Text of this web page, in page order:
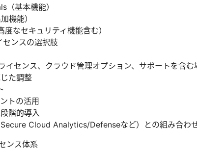
基本機能）
機能）
なセキュリティ機能含む）
センスの選択肢
イセンス、クラウド管理オプション、サポートを含む
た調整
トの活用
階的導入
Cloud Analytics/Defenseなど）との組み合わ
ンス体系